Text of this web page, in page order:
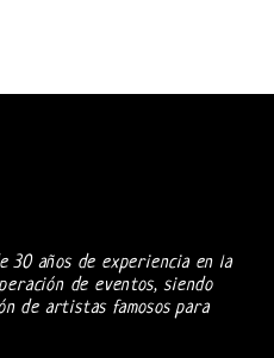
30 años de experiencia en la
de eventos, siendo
de artistas famosos para